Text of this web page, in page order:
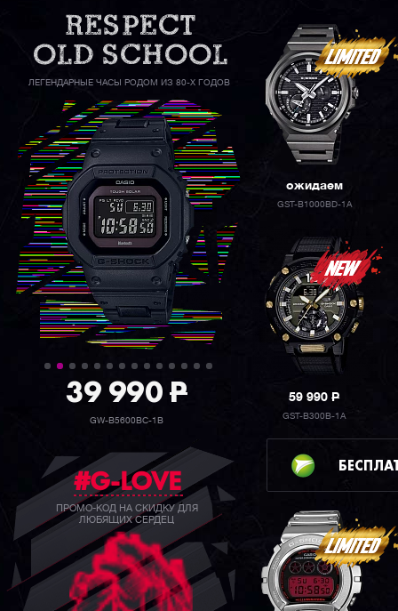
ЛЕГЕНДАРНЫЕ ЧАСЫ РОДОМ ИЗ 80-Х ГОДОВ
39 990P
GW-B5600BC-1B
#G-LOVE
ПРОМО-КОД НА СКИДКУ ДЛЯ
ЛЮБЯЩИХ СЕРДЕЦ
ожидаем
GST-B1000BD-1A
59 990P
GST-B300B-1A